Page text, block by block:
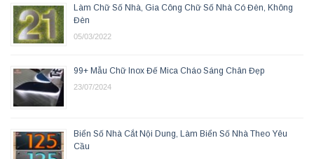
Làm Chữ Số Nhà, Gia Công Chữ Số Nhà Có Đèn, Không
Đèn
05/03/2022
99+ Mẫu Chữ Inox Đế Mica Cháo Sáng Chân Đẹp
23/07/2024
Biển Số Nhà Cắt Nội Dung, Làm Biển Số Nhà Theo Yêu
Cầu